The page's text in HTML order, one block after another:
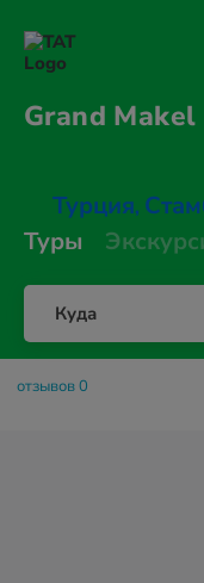
Grand
Турция,
Туры
Куда
отзывов 0